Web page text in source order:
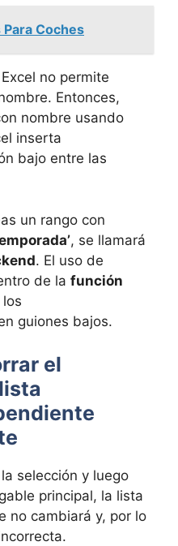
Coches
no permite
Entonces,
nombre usando
inserta
bajo entre las
un rango con
, se llamará
. El uso de
de la función
guiones bajos.
el
selección y luego
principal, la lista
no cambiará y, por lo